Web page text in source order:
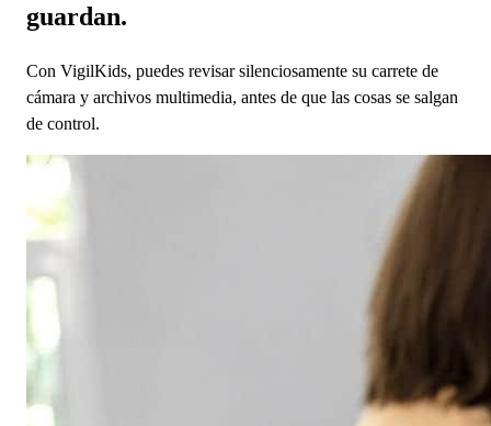
guardan.
Con VigilKids, puedes revisar silenciosamente su carrete de
cámara y archivos multimedia, antes de que las cosas se salgan
de control.